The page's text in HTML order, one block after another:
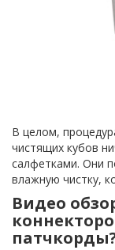
В целом,
чистящих кубов
салфетками. Они
влажную чистку,
Видео